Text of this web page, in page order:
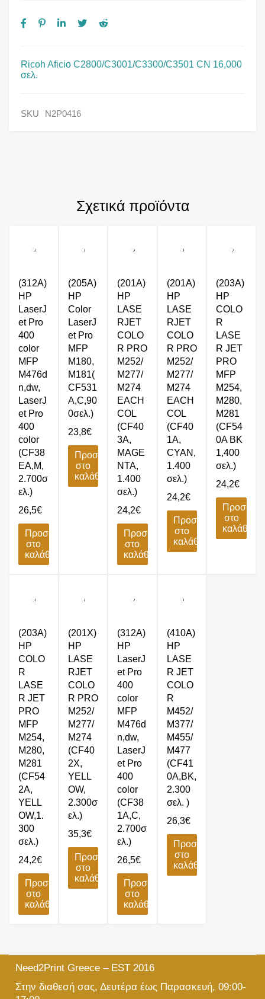
Ricoh Aficio C2800/C3001/C3300/C3501 CN 16,000
σελ.
SKU N2P0416
Σχετικά προϊόντα
(312A)
HP
LaserJ
et Pro
400
color
MFP
M476d
n,dw,
LaserJ
et Pro
400
color
(CF38
EA,M,
2.700σ
ελ.)
26,5€
Προσθήκη
στο
καλάθι
(205A)
HP
Color
LaserJ
et Pro
MFP
M180,
M181(
CF531
A,C,90
0σελ.)
23,8€
Προσθήκη
στο
καλάθι
(201A)
HP
LASE
RJET
COLO
R PRO
M252/
M277/
M274
EACH
COL
(CF40
3A,
MAGE
NTA,
1.400
σελ.)
24,2€
Προσθήκη
στο
καλάθι
(201A)
HP
LASE
RJET
COLO
R PRO
M252/
M277/
M274
EACH
COL
(CF40
1A,
CYAN,
1.400
σελ.)
24,2€
Προσθήκη
στο
καλάθι
(203A)
HP
COLO
R
LASE
R JET
PRO
MFP
M254,
M280,
M281
(CF54
0A BK
1,400
σελ.)
24,2€
στο
καλάθι
(203A)
HP
COLO
R
LASE
R JET
PRO
MFP
M254,
M280,
M281
(CF54
2A,
YELL
OW,1.
300
σελ.)
24,2€
Προσθήκη
στο
καλάθι
(201X)
HP
LASE
RJET
COLO
R PRO
M252/
M277/
M274
(CF40
2X,
YELL
OW,
2.300σ
ελ.)
35,3€
Προσθήκη
στο
καλάθι
(312A)
HP
LaserJ
et Pro
400
color
MFP
M476d
n,dw,
LaserJ
et Pro
400
color
(CF38
1A,C,
2.700σ
ελ.)
26,5€
Προσθήκη
στο
καλάθι
(410A)
HP
LASE
R JET
COLO
R
M452/
M377/
M455/
M477
(CF41
0A,BK,
2.300
σελ. )
26,3€
Προσθήκη
στο
καλάθι
Need2Print Greece – EST 2016
Στην διαθεσή σας, Δευτέρα έως Παρασκευή, 09:00-